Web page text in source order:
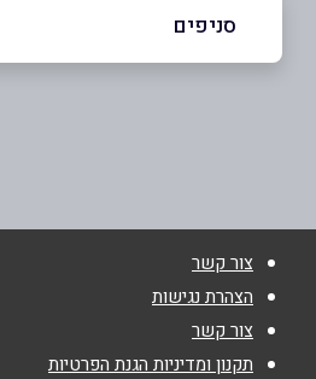
נושא*
סניפים
צור קשר
הצהרת נגישות
צור קשר
תקנון ומדיניות הגנת הפרטיות